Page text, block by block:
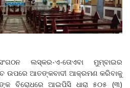
ଲସ୍କର-ଏ-ତୋଏବା ମୁମ୍ବାଇର
ଉପରେ ଆତଙ୍କବାଦୀ ଆକ୍ରମଣ କରିବାକୁ
ବିରୋଧରେ ଆଇପିସି ଧାରା ୫୦୫ (୩)